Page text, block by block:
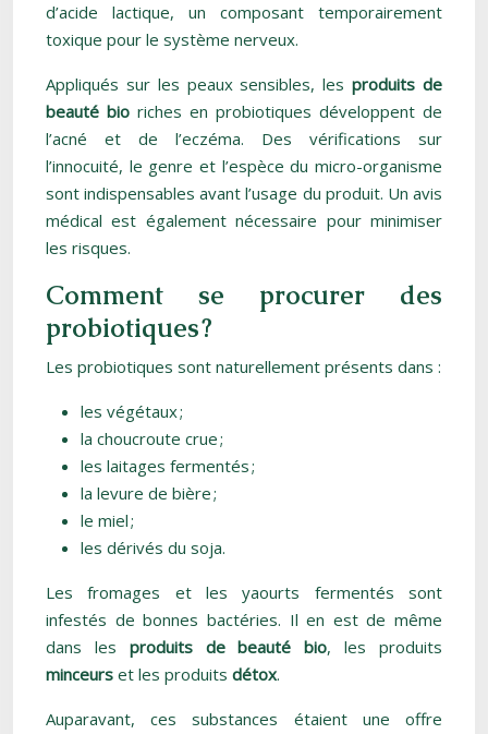
d’acide lactique, un composant temporairement
toxique pour le système nerveux.
Appliqués sur les peaux sensibles, lesproduits de
beauté bio riches en probiotiques développent de
l’acné et de l’eczéma. Des vérifications sur
l’innocuité, le genre et l’espèce du micro-organisme
sont indispensables avant l’usage du produit. Un avis
médical est également nécessaire pour minimiser
les risques.
Comment se procurer des
probiotiques ?
Les probiotiques sont naturellement présents dans :
les végétaux ;
la choucroute crue ;
les laitages fermentés ;
la levure de bière ;
le miel ;
les dérivés du soja.
Les fromages et les yaourts fermentés sont
infestés de bonnes bactéries. Il en est de même
dans les produits de beauté bio, les produits
minceurs et les produits détox.
Auparavant, ces substances étaient une offre